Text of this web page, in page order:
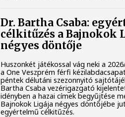
Dr. Bartha Csaba:
célkitűzés a Bajnokok
négyes döntője
Huszonkét játékossal vág neki a
a One Veszprém férfi
péntek délutáni szezonnyitó
Bartha Csaba vezérigazgató
idényben a hazai címek begyűjtése
Bajnokok Ligája négyes döntőjébe
egyértelmű célkitűzés.